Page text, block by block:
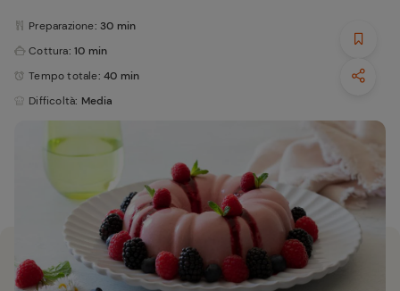
Preparazione: 30 min
Cottura: 10 min
Tempo totale: 40 min
Difficoltà: Media